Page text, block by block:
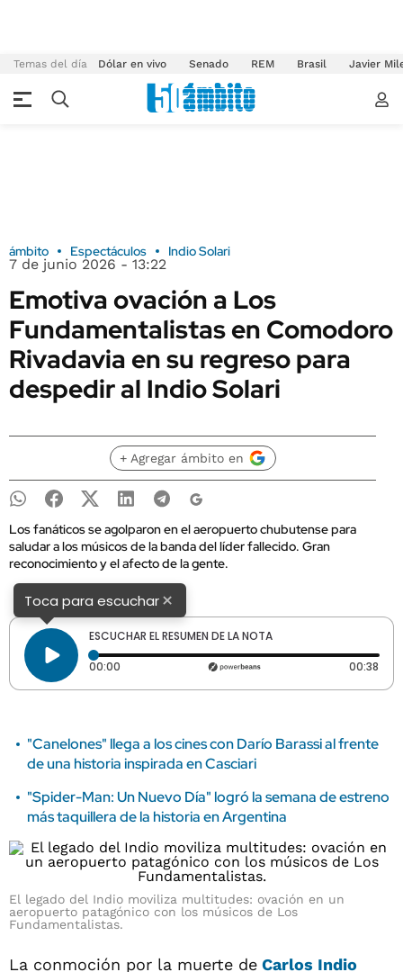
Temas del día Dólar en vivo Senado REM Brasil Javier
ámbito Espectáculos Indio Solari
7 de junio 2026 - 13:22
Emotiva ovación a Los
Fundamentalistas en Comodoro
Rivadavia en su regreso para
despedir al Indio Solari
+ Agregar ámbito en
Los fanáticos se agolparon en el aeropuerto chubutense para
saludar a los músicos de la banda del líder fallecido. Gran
reconocimiento y el afecto de la gente.
Toca para escuchar×
ESCUCHAR EL RESUMEN DE LA NOTA
00:00 Tiempo transcurrido: 0 segundos 00:38
"Canelones" llega a los cines con Darío Barassi al frente
de una historia inspirada en Casciari
"Spider-Man: Un Nuevo Día" logró la semana de estreno
más taquillera de la historia en Argentina
El legado del Indio moviliza multitudes: ovación en un
aeropuerto patagónico con los músicos de Los
Fundamentalistas.
La conmoción por la muerte de Carlos Indio